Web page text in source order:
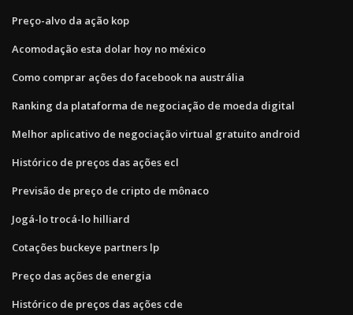
Preço-alvo da ação kop
Acomodação esta dolar hoy no méxico
Como comprar ações do facebook na austrália
Ranking da plataforma de negociação de moeda digital
Melhor aplicativo de negociação virtual gratuito android
Histórico de preços das ações ecl
Previsão de preço de cripto de mônaco
Jogá-lo trocá-lo hilliard
Cotações buckeye partners lp
Preço das ações de energia
Histórico de preços das ações cde